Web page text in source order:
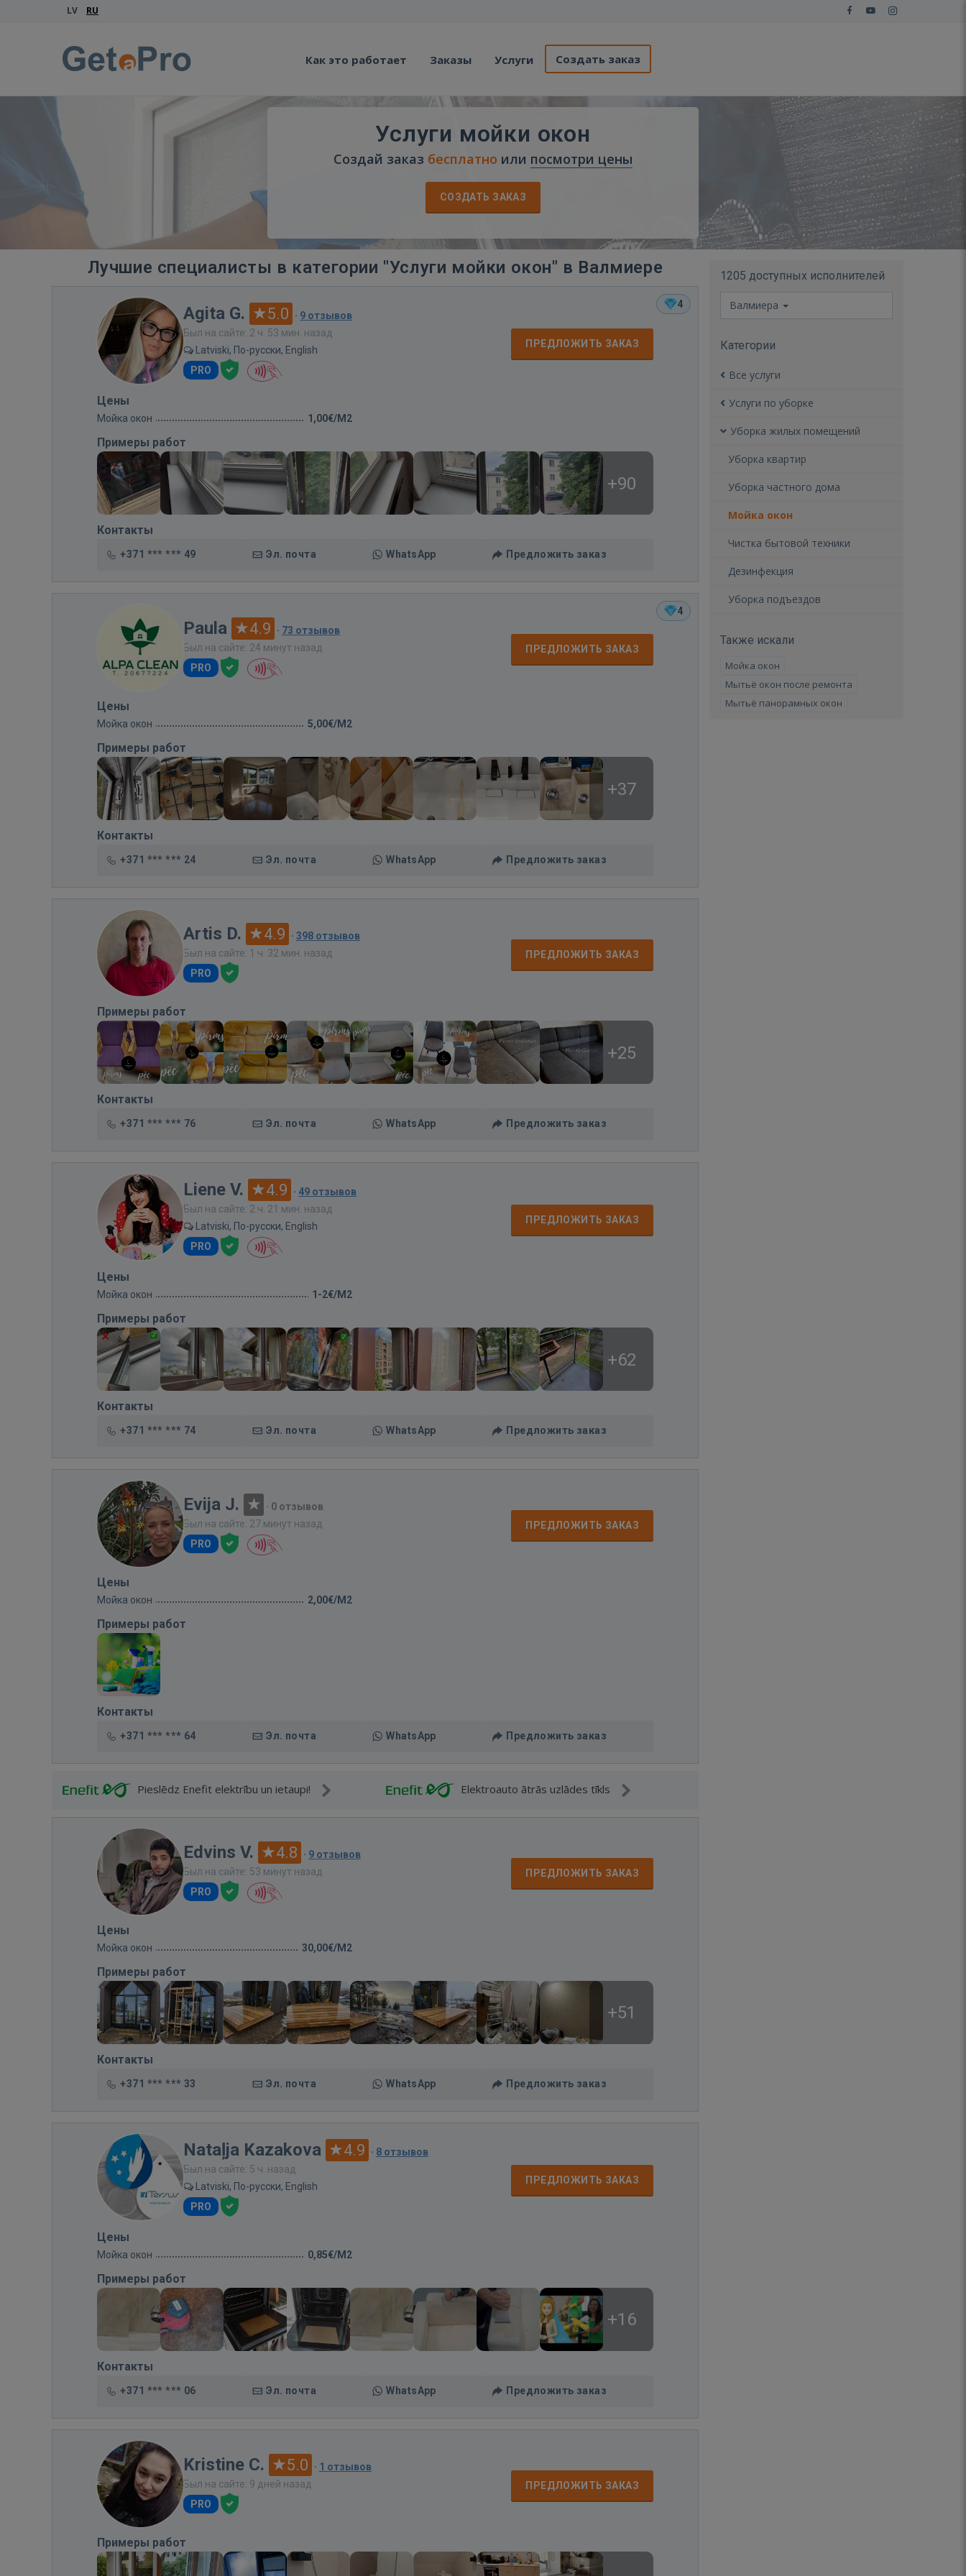
LV RU
Как это работает Заказы Услуги Создать заказ
Услуги мойки окон
Создай заказ бесплатно или посмотри цены
СОЗДАТЬ ЗАКАЗ
Лучшие специалисты в категории "Услуги мойки окон" в Валмиере
4
Agita G. 5.0 · 9 отзывов
Был на сайте: 2 ч. 53 мин. назад
Latviski, По-русски, English
PRO
ПРЕДЛОЖИТЬ ЗАКАЗ
Цены
Мойка окон 1,00€/M2
Примеры работ
+90
Контакты
+371 *** *** 49 Эл. почта WhatsApp Предложить заказ
4
Paula 4.9 · 73 отзывов
Был на сайте: 24 минут назад
PRO
ПРЕДЛОЖИТЬ ЗАКАЗ
Цены
Мойка окон 5,00€/M2
Примеры работ
+37
Контакты
+371 *** *** 24 Эл. почта WhatsApp Предложить заказ
Artis D. 4.9 · 398 отзывов
Был на сайте: 1 ч. 32 мин. назад
PRO
ПРЕДЛОЖИТЬ ЗАКАЗ
Примеры работ
+25
Контакты
+371 *** *** 76 Эл. почта WhatsApp Предложить заказ
Liene V. 4.9 · 49 отзывов
Был на сайте: 2 ч. 21 мин. назад
Latviski, По-русски, English
PRO
ПРЕДЛОЖИТЬ ЗАКАЗ
Цены
Мойка окон 1-2€/M2
Примеры работ
+62
Контакты
+371 *** *** 74 Эл. почта WhatsApp Предложить заказ
Evija J. · 0 отзывов
Был на сайте: 27 минут назад
PRO
ПРЕДЛОЖИТЬ ЗАКАЗ
Цены
Мойка окон 2,00€/M2
Примеры работ
Контакты
+371 *** *** 64 Эл. почта WhatsApp Предложить заказ
Pieslēdz Enefit elektrību un ietaupi! Elektroauto ātrās uzlādes tīkls
Edvins V. 4.8 · 9 отзывов
Был на сайте: 53 минут назад
PRO
ПРЕДЛОЖИТЬ ЗАКАЗ
Цены
Мойка окон 30,00€/M2
Примеры работ
+51
Контакты
+371 *** *** 33 Эл. почта WhatsApp Предложить заказ
Nataļja Kazakova 4.9 · 8 отзывов
Был на сайте: 5 ч. назад
Latviski, По-русски, English
PRO
ПРЕДЛОЖИТЬ ЗАКАЗ
Цены
Мойка окон 0,85€/M2
Примеры работ
+16
Контакты
+371 *** *** 06 Эл. почта WhatsApp Предложить заказ
Kristine C. 5.0 · 1 отзывов
Был на сайте: 9 дней назад
PRO
ПРЕДЛОЖИТЬ ЗАКАЗ
Примеры работ
1205 доступных исполнителей
Валмиера
Категории
Все услуги
Услуги по уборке
Уборка жилых помещений
Уборка квартир
Уборка частного дома
Мойка окон
Чистка бытовой техники
Дезинфекция
Уборка подъездов
Также искали
Мойка окон
Мытьё окон после ремонта
Мытьё панорамных окон